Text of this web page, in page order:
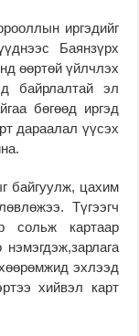
иргэдийг
Баянзүрх
өөртөй үйлчлэх
байрлалтай эл
бөгөөд иргэд
дараалал үүсэх
байгуулж, цахим
Түгээгч
сольж картаар
эхлээд
хийвэл карт